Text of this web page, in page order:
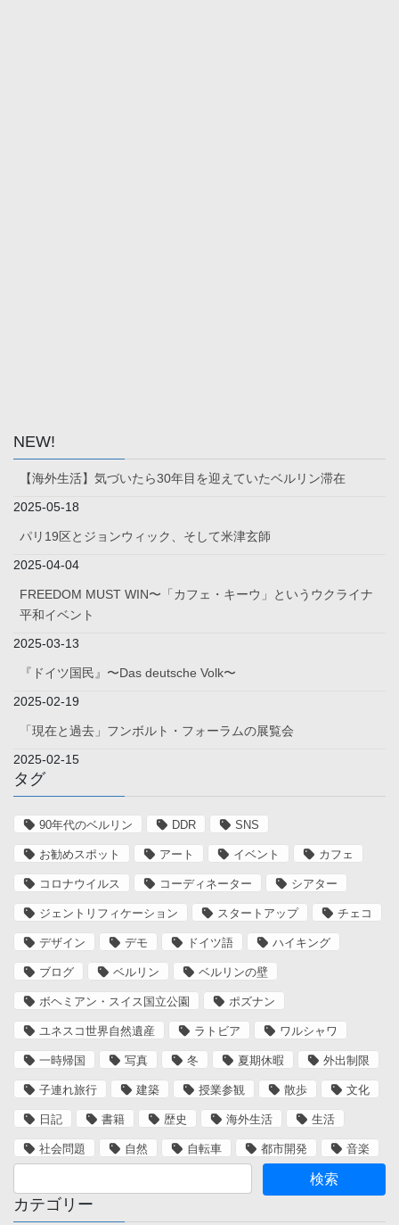
NEW!
【海外生活】気づいたら30年目を迎えていたベルリン滞在
2025-05-18
パリ19区とジョンウィック、そして米津玄師
2025-04-04
FREEDOM MUST WIN〜「カフェ・キーウ」というウクライナ
平和イベント
2025-03-13
『ドイツ国民』〜Das deutsche Volk〜
2025-02-19
「現在と過去」フンボルト・フォーラムの展覧会
2025-02-15
タグ
90年代のベルリン DDR SNS
お勧めスポット アート イベント カフェ
コロナウイルス コーディネーター シアター
ジェントリフィケーション スタートアップ チェコ
デザイン デモ ドイツ語 ハイキング
ブログ ベルリン ベルリンの壁
ボヘミアン・スイス国立公園 ポズナン
ユネスコ世界自然遺産 ラトビア ワルシャワ
一時帰国 写真 冬 夏期休暇 外出制限
子連れ旅行 建築 授業参観 散歩 文化
日記 書籍 歴史 海外生活 生活
社会問題 自然 自転車 都市開発 音楽
カテゴリー